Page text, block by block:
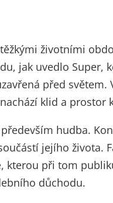
životními
jak uvedlo Super,
před světem.
klid a prostor
hudba.
jejího života.
kterou při tom
důchodu.